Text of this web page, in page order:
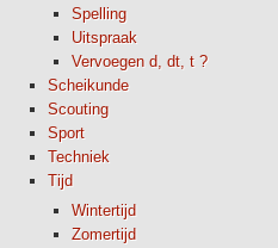
Spelling
Uitspraak
Vervoegen d, dt, t ?
Scheikunde
Scouting
Sport
Techniek
Tijd
Wintertijd
Zomertijd